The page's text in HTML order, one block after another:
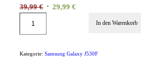
39,99€ Ursprünglicher
29,99€Aktueller
In den Warenkorb
Kategorie:Samsung Galaxy J530F